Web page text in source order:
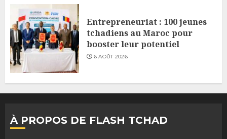
Entrepreneuriat : 100 jeunes
tchadiens au Maroc pour
booster leur potentiel
6 AOÛT 2026
À PROPOS DE FLASH TCHAD